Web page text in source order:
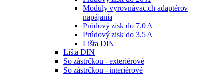
Moduly vyrovnávacích adaptérov
napájania
Prúdový zisk do 7.0 A
Prúdový zisk do 3.5 A
Lišta DIN
Lišta DIN
So zástrčkou - exteriérové
So zástrčkou - interiérové